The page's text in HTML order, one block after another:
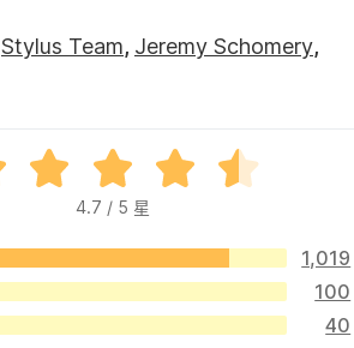
Stylus Team, Jeremy Schomery,
4.7 / 5 星
1,019
100
40